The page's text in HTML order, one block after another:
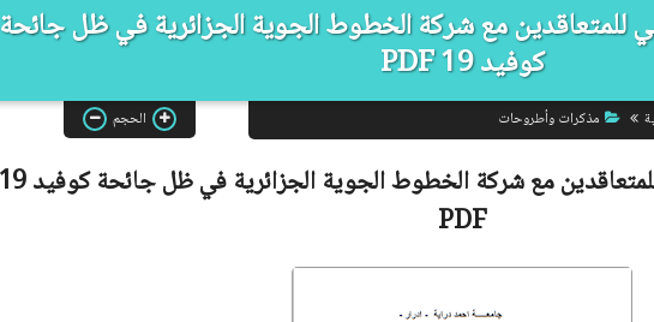
للمتعاقدين مع شركة الخطوط الجوية الجزائرية في ظل جائحة
كوفيد 19 PDF
مذكرات وأطروحات الحجم
للمتعاقدين مع شركة الخطوط الجوية الجزائرية في ظل جائحة كوفيد 19
PDF